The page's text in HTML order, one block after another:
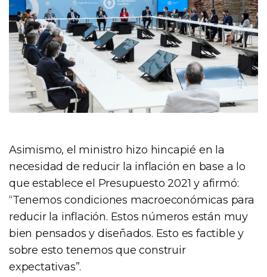
Asimismo, el ministro hizo hincapié en la
necesidad de reducir la inflación en base a lo
que establece el Presupuesto 2021 y afirmó:
“Tenemos condiciones macroeconómicas para
reducir la inflación. Estos números están muy
bien pensados y diseñados. Esto es factible y
sobre esto tenemos que construir
expectativas”.